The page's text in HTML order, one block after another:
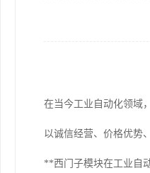
在当今工业自动化领域
以诚信经营、价格优势
**西门子模块在工业自